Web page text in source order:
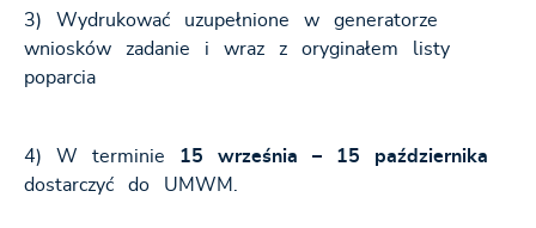
3) Wydrukować uzupełnione w generatorze
wniosków zadanie i wraz z oryginałem listy
poparcia
4) W terminie 15 września – 15 października
dostarczyć do UMWM.